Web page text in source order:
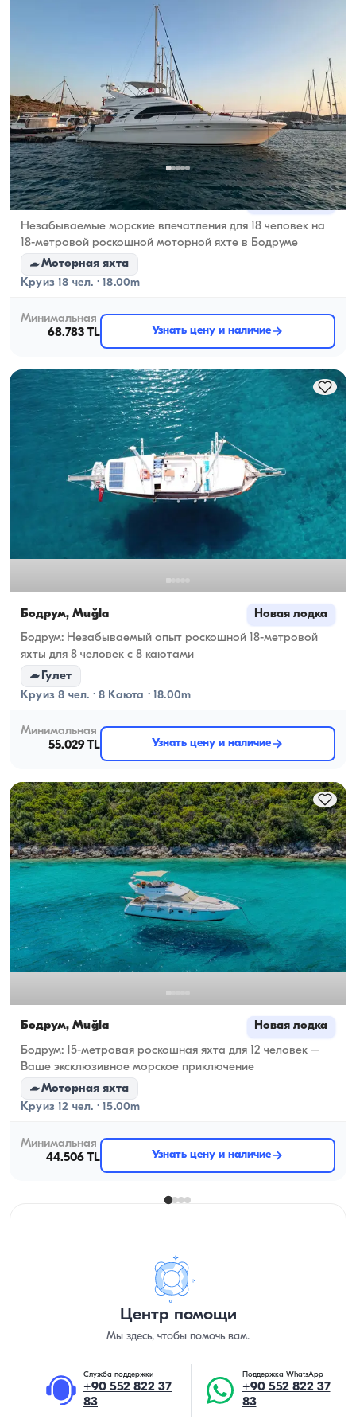
Бодрум, Muğla Новая лодка
Незабываемые морские впечатления для 18 человек на
18-метровой роскошной моторной яхте в Бодруме
Моторная яхта
Круиз 18 чел. · 18.00m
Минимальная
68.783 TL
Узнать цену и наличие
Бодрум, Muğla Новая лодка
Бодрум: Незабываемый опыт роскошной 18-метровой
яхты для 8 человек с 8 каютами
Гулет
Круиз 8 чел. · 8 Каюта · 18.00m
Минимальная
55.029 TL
Узнать цену и наличие
Бодрум, Muğla Новая лодка
Бодрум: 15-метровая роскошная яхта для 12 человек –
Ваше эксклюзивное морское приключение
Моторная яхта
Круиз 12 чел. · 15.00m
Минимальная
44.506 TL
Узнать цену и наличие
Центр помощи
Мы здесь, чтобы помочь вам.
Служба поддержки
+90 552 822 37
83
Поддержка WhatsApp
+90 552 822 37
83